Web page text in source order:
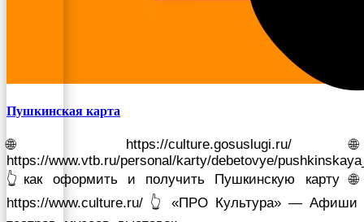
Пушкинская карта
🌐 https://culture.gosuslugi.ru/ 🌐
https://www.vtb.ru/personal/karty/debetovye/
👆как оформить и получить Пушкинскую карту 🌐
https://www.culture.ru/ 👆 «ПРО Культура» — Афиши